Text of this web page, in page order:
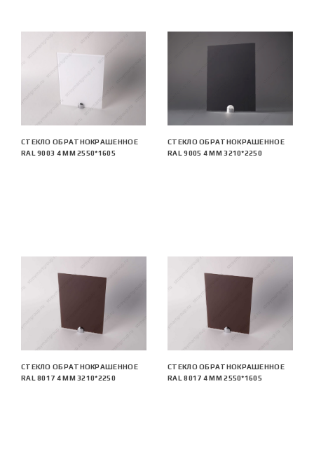
СТЕКЛО ОБРАТНОКРАШЕННОЕ
RAL 9003 4 ММ 2550*1605
СТЕКЛО ОБРАТНОКРАШЕННОЕ
RAL 9005 4 ММ 3210*2250
СТЕКЛО ОБРАТНОКРАШЕННОЕ
RAL 8017 4 ММ 3210*2250
СТЕКЛО ОБРАТНОКРАШЕННОЕ
RAL 8017 4 ММ 2550*1605